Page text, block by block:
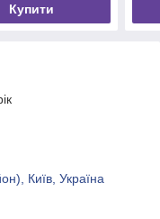
Купити
Київ, Україна